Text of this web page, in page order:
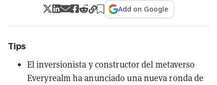
Add on Google
Tips
El inversionista y constructor del metaverso
Everyrealm ha anunciado una nueva ronda de